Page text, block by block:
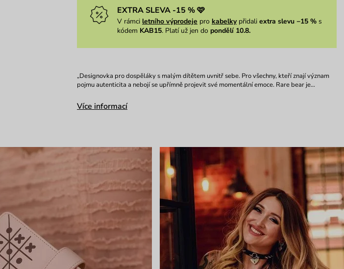
EXTRA SLEVA -15 % 🩷
V rámci letního výprodeje pro kabelkypřidali extra slevu −15 %s
kódem KAB15. Platí už jen do pondělí 10.8.
„Designovka pro dospěláky s malým dítětem uvnitř sebe. Pro všechny, kteří znají význam
pojmu autenticita a nebojí se upřímně projevit své momentální emoce. Rare bear je…
Více informací